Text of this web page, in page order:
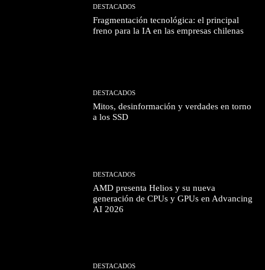
DESTACADOS
Fragmentación tecnológica: el principal
freno para la IA en las empresas chilenas
DESTACADOS
Mitos, desinformación y verdades en torno
a los SSD
DESTACADOS
AMD presenta Helios y su nueva
generación de CPUs y GPUs en Advancing
AI 2026
DESTACADOS